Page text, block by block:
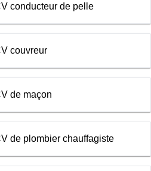
conducteur de pelle
couvreur
de maçon
de plombier chauffagiste